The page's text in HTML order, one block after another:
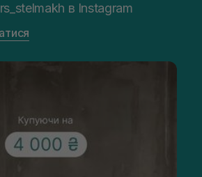
в Instagram